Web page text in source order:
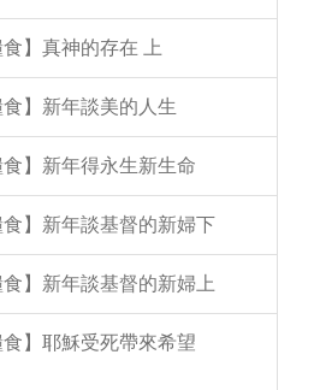
】真神的存在 上
】新年談美的人生
】新年得永生新生命
】新年談基督的新婦下
】新年談基督的新婦上
】耶穌受死帶來希望